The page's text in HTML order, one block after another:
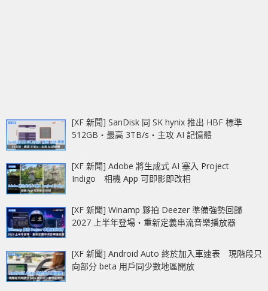
[XF 新聞] SanDisk 同 SK hynix 推出 HBF 標準
512GB‧最高 3TB/s‧主攻 AI 記憶體
[XF 新聞] Adobe 將生成式 AI 塞入 Project
Indigo 相機 App 可即影即改相
[XF 新聞] Winamp 夥拍 Deezer 準備強勢回歸
2027 上半年登場‧重新定義串流音樂播放器
[XF 新聞] Android Auto 終於加入車速表 現階段只
向部分 beta 用戶同少數地區開放